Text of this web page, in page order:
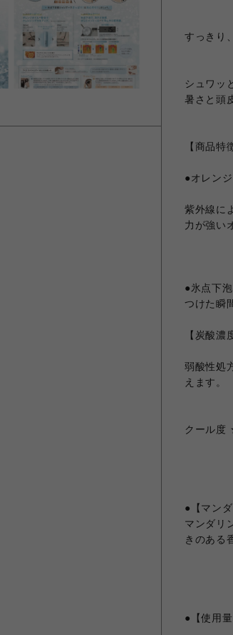
すっきり
シュワッ
暑さと頭
【商品特
●オレン
紫外線に
力が強い
●氷点下
つけた瞬
【炭酸
弱酸性処
えます。
クール
●【マン
マンダリ
きのある
●【使用量